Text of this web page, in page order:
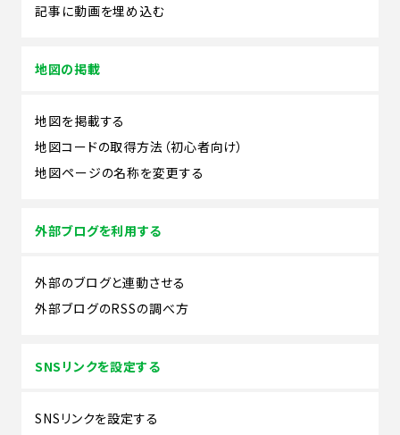
記事に動画を埋め込む
地図の掲載
地図を掲載する
地図コードの取得方法（初心者向け）
地図ページの名称を変更する
外部ブログを利用する
外部のブログと連動させる
外部ブログのRSSの調べ方
SNSリンクを設定する
SNSリンクを設定する